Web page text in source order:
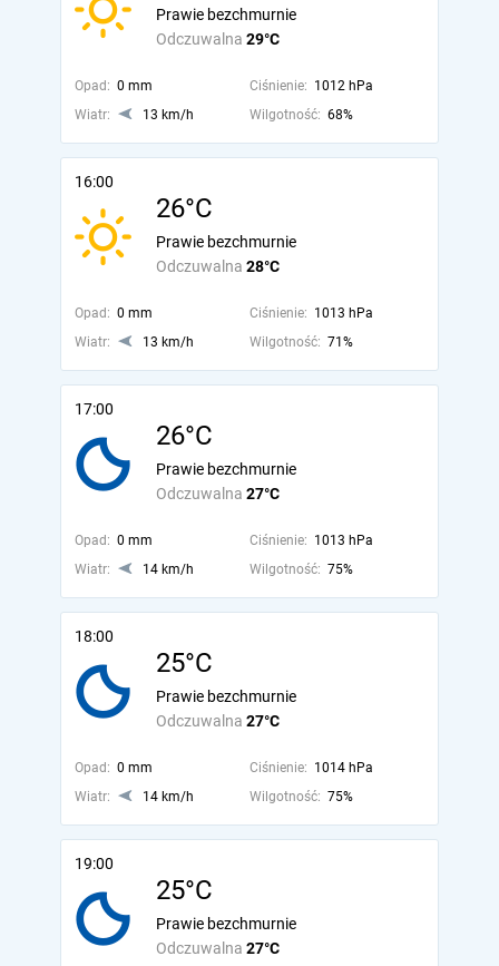
Odczuwalna 29°C
Prawie bezchmurnie
Opad: 0 mm Ciśnienie: 1012 hPa
Wiatr:
13 km/h Wilgotność: 68%
16:00
26°C
Odczuwalna 28°C
Prawie bezchmurnie
Opad: 0 mm Ciśnienie: 1013 hPa
Wiatr:
13 km/h Wilgotność: 71%
17:00
26°C
Odczuwalna 27°C
Prawie bezchmurnie
Opad: 0 mm Ciśnienie: 1013 hPa
Wiatr:
14 km/h Wilgotność: 75%
18:00
25°C
Odczuwalna 27°C
Prawie bezchmurnie
Opad: 0 mm Ciśnienie: 1014 hPa
Wiatr:
14 km/h Wilgotność: 75%
19:00
25°C
Odczuwalna 27°C
Prawie bezchmurnie